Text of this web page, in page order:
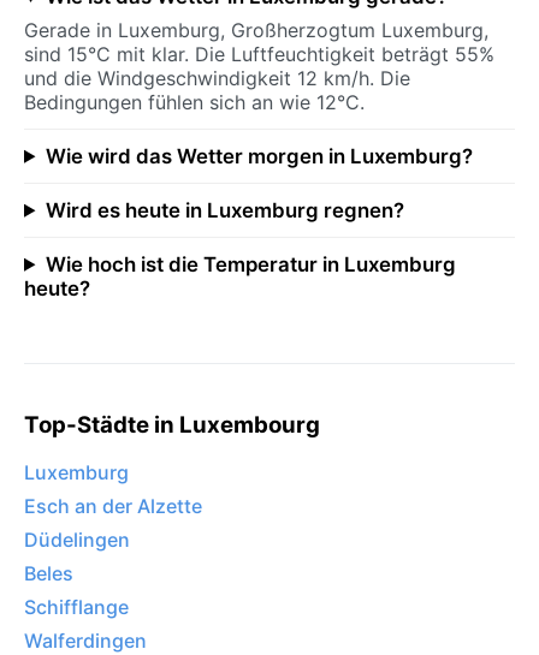
Gerade in Luxemburg, Großherzogtum Luxemburg,
sind 15°C mit klar. Die Luftfeuchtigkeit beträgt 55%
und die Windgeschwindigkeit 12 km/h. Die
Bedingungen fühlen sich an wie 12°C.
Wie wird das Wetter morgen in Luxemburg?
Wird es heute in Luxemburg regnen?
Wie hoch ist die Temperatur in Luxemburg
heute?
Top-Städte in Luxembourg
Luxemburg
Esch an der Alzette
Düdelingen
Beles
Schifflange
Walferdingen